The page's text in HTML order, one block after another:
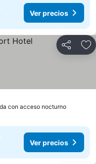
Ver precios
Compartir
con acceso nocturno
Ver precios